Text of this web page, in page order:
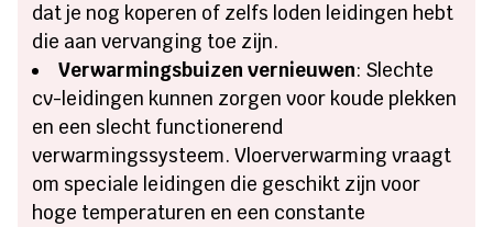
dat je nog koperen of zelfs loden leidingen hebt
die aan vervanging toe zijn.
Verwarmingsbuizen vernieuwen: Slechte
cv-leidingen kunnen zorgen voor koude plekken
en een slecht functionerend
verwarmingssysteem. Vloerverwarming vraagt
om speciale leidingen die geschikt zijn voor
hoge temperaturen en een constante